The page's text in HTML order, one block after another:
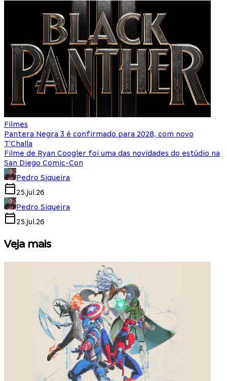
Filmes
Pantera Negra 3 é confirmado para 2028, com novo
T'Challa
Filme de Ryan Coogler foi uma das novidades do estúdio na
San Diego Comic-Con
Pedro Siqueira
25.jul.26
Pedro Siqueira
25.jul.26
Veja mais